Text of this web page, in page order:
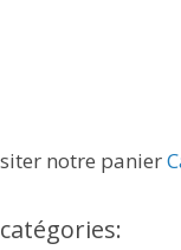
notre panier